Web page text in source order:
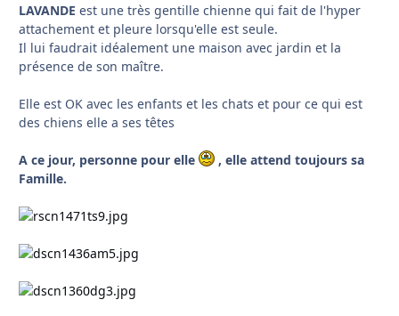
LAVANDE est une très gentille chienne qui fait de l'hyper
attachement et pleure lorsqu'elle est seule.
Il lui faudrait idéalement une maison avec jardin et la
présence de son maître.
Elle est OK avec les enfants et les chats et pour ce qui est
des chiens elle a ses têtes
A ce jour, personne pour elle
, elle attend toujours sa
Famille.